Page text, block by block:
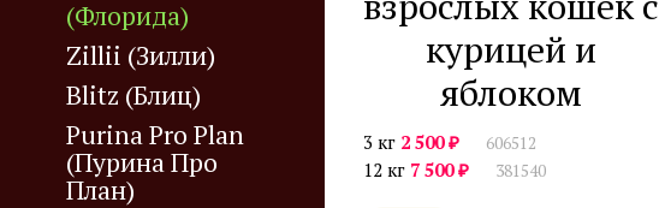
(Флорида)
Zillii (Зилли)
Blitz (Блиц)
Purina Pro Plan
(Пурина Про
План)
курицей и
яблоком
3 кг 2 500₽ 606512
12 кг 7 500₽ 381540